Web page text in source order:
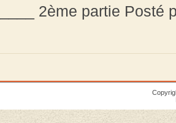
2ème partie Posté